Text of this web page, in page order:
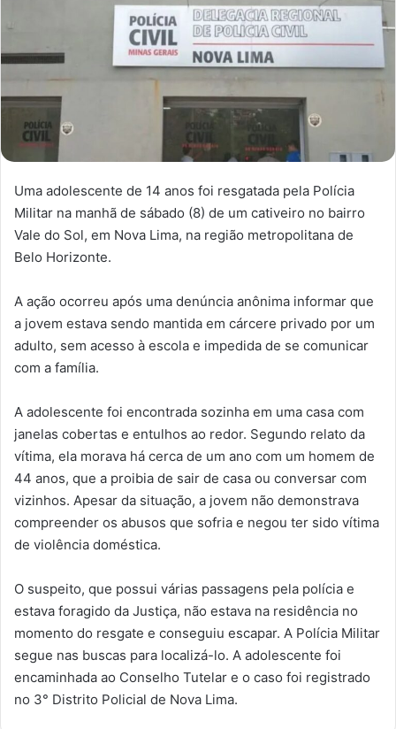
Uma adolescente de 14 anos foi resgatada pela Polícia
Militar na manhã de sábado (8) de um cativeiro no bairro
Vale do Sol, em Nova Lima, na região metropolitana de
Belo Horizonte.
A ação ocorreu após uma denúncia anônima informar que
a jovem estava sendo mantida em cárcere privado por um
adulto, sem acesso à escola e impedida de se comunicar
com a família.
A adolescente foi encontrada sozinha em uma casa com
janelas cobertas e entulhos ao redor. Segundo relato da
vítima, ela morava há cerca de um ano com um homem de
44 anos, que a proibia de sair de casa ou conversar com
vizinhos. Apesar da situação, a jovem não demonstrava
compreender os abusos que sofria e negou ter sido vítima
de violência doméstica.
O suspeito, que possui várias passagens pela polícia e
estava foragido da Justiça, não estava na residência no
momento do resgate e conseguiu escapar. A Polícia Militar
segue nas buscas para localizá-lo. A adolescente foi
encaminhada ao Conselho Tutelar e o caso foi registrado
no 3° Distrito Policial de Nova Lima.